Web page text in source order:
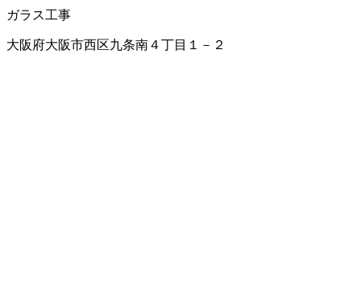
ガラス工事
大阪府大阪市西区九条南４丁目１－２